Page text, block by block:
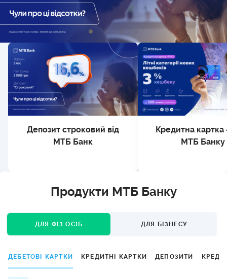
Депозит строковий від
МТБ Банк
Кредитна картка
МТБ Банку
Продукти МТБ Банку
ДЛЯ ФІЗ.ОСІБ ДЛЯ БІЗНЕСУ
ДЕБЕТОВІ КАРТКИ КРЕДИТНІ КАРТКИ ДЕПОЗИТИ